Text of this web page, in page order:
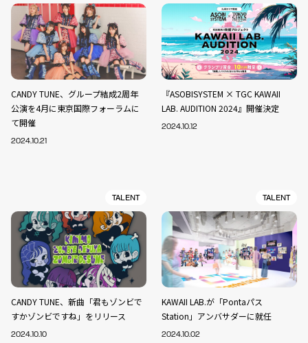
CANDY TUNE、グループ結成2周年
公演を4月に東京国際フォーラムに
て開催
2024.10.21
『ASOBISYSTEM × TGC KAWAII
LAB. AUDITION 2024』開催決定
2024.10.12
TALENT
CANDY TUNE、新曲「君もゾンビで
すかゾンビですね」をリリース
2024.10.10
TALENT
KAWAII LAB.が「Pontaパス
Station」アンバサダーに就任
2024.10.02